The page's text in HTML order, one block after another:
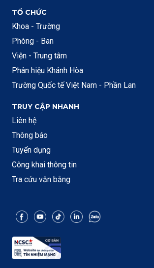
TỔ CHỨC
Khoa - Trường
Phòng - Ban
Viện - Trung tâm
Phân hiệu Khánh Hòa
Trường Quốc tế Việt Nam - Phần Lan
TRUY CẬP NHANH
Liên hệ
Thông báo
Tuyển dụng
Công khai thông tin
Tra cứu văn bằng